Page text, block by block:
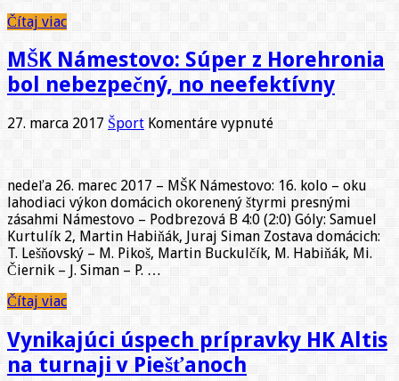
Čítaj viac
MŠK Námestovo: Súper z Horehronia
bol nebezpečný, no neefektívny
27. marca 2017 Šport Komentáre vypnuténa
z
Horehronia
bol
nebezpečný,
no
nedeľa 26. marec 2017 – MŠK Námestovo: 16. kolo – oku
lahodiaci výkon domácich okorenený štyrmi presnými
zásahmi Námestovo – Podbrezová B 4:0 (2:0) Góly: Samuel
Kurtulík 2, Martin Habiňák, Juraj Siman Zostava domácich:
T. Lešňovský – M. Pikoš, Martin Buckulčík, M. Habiňák, Mi.
Čiernik – J. Siman – P. …
Čítaj viac
Vynikajúci úspech prípravky HK Altis
na turnaji v Piešťanoch